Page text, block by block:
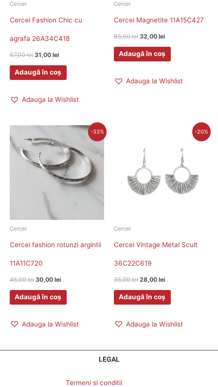
Cercei
Cercei Fashion Chic cu
agrafa 26A34C418
67,00lei 31,00 lei
Adaugă în coș
Adauga la Wishlist
Cercei
Cercei Magnetite 11A15C427
85,00lei 32,00 lei
Adaugă în coș
Adauga la Wishlist
-33%
Cercei
Cercei fashion rotunzi argintii
11A11C720
45,00lei
Prețul
a
fost:
45,00 lei.
30,00 lei
Prețul
este:
30,00 lei.
Adaugă în coș
Adauga la Wishlist
-20%
Cercei
Cercei Vintage Metal Scult
36C22C619
35,00lei
fost:
35,00 lei.
28,00 lei
28,00 lei.
Adaugă în coș
Adauga la Wishlist
LEGAL
Termeni si conditii